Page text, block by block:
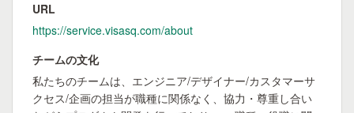
URL
https://service.visasq.com/about
チームの文化
私たちのチームは、エンジニア/デザイナー/カスタマーサ
クセス/企画の担当が職種に関係なく、協力・尊重し合い